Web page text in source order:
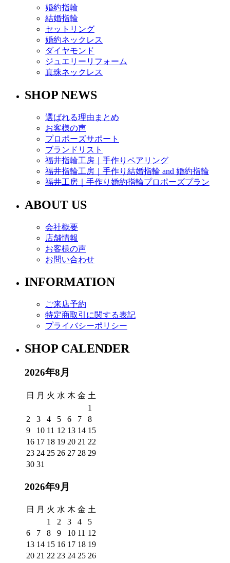
婚約指輪
結婚指輪
セットリング
婚約ネックレス
ダイヤモンド
ジュエリーリフォーム
真珠ネックレス
SHOP NEWS
選ばれる理由まとめ
お客様の声
プロポーズサポート
ブランドリスト
福井指輪工房｜手作りペアリング
福井指輪工房｜手作り結婚指輪 and 婚約指輪
福井工房｜手作り婚約指輪プロポーズプラン
ABOUT US
会社概要
店舗情報
お客様の声
お問い合わせ
INFORMATION
ご来店予約
特定商取引に関する表記
プライバシーポリシー
SHOP CALENDER
2026年8月
日 月 火 水 木 金 土
1
2
3 4 5 6 7
8
9
10 11 12 13 14 15
16 17 18 19 20 21 22
23 24 25 26 27 28 29
30 31
2026年9月
日 月 火 水 木 金 土
1
2 3 4
5
6
7 8 9 10 11 12
13 14 15 16 17 18 19
20 21 22 23 24 25 26